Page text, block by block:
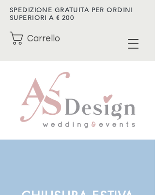
SPEDIZIONE GRATUITA PER ORDINI
SUPERIORI A € 200
Carrello